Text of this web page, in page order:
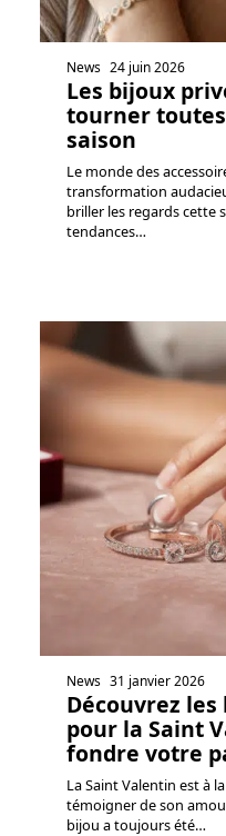
News 24 juin 2026
Les bijoux
tourner
saison
Le monde des
transformation
briller les regards cette
tendances…
News 31 janvier 2026
Découvrez
pour la Saint
fondre votre
La Saint Valentin est à
témoigner de son
bijou a toujours été…